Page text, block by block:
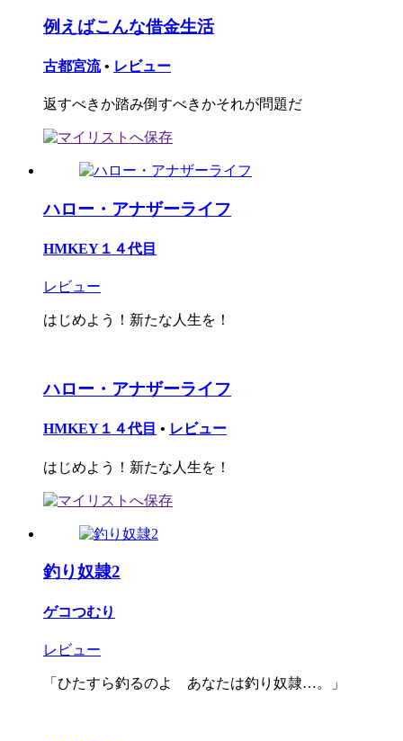
例えばこんな借金生活
古都宮流 • レビュー
返すべきか踏み倒すべきかそれが問題だ
ハロー・アナザーライフ
HMKEY１４代目
レビュー
はじめよう！新たな人生を！
ハロー・アナザーライフ
HMKEY１４代目 • レビュー
はじめよう！新たな人生を！
釣り奴隷2
ゲコつむり
レビュー
「ひたすら釣るのよ あなたは釣り奴隷…。」